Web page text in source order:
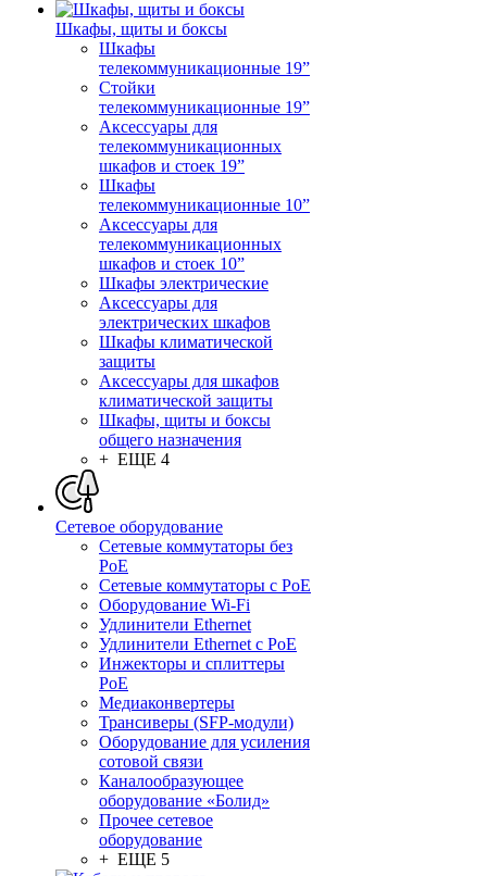
Шкафы, щиты и боксы
Шкафы
телекоммуникационные 19”
Стойки
телекоммуникационные 19”
Аксессуары для
телекоммуникационных
шкафов и стоек 19”
Шкафы
телекоммуникационные 10”
Аксессуары для
телекоммуникационных
шкафов и стоек 10”
Шкафы электрические
Аксессуары для
электрических шкафов
Шкафы климатической
защиты
Аксессуары для шкафов
климатической защиты
Шкафы, щиты и боксы
общего назначения
+ ЕЩЕ 4
Сетевое оборудование
Сетевые коммутаторы без
PoE
Сетевые коммутаторы с PoE
Оборудование Wi-Fi
Удлинители Ethernet
Удлинители Ethernet с PoE
Инжекторы и сплиттеры
PoE
Медиаконвертеры
Трансиверы (SFP-модули)
Оборудование для усиления
сотовой связи
Каналообразующее
оборудование «Болид»
Прочее сетевое
оборудование
+ ЕЩЕ 5